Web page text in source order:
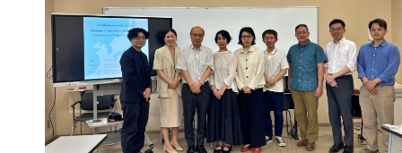
1979년 미중 수교에 이어 1980년대 말에는 소련 동구권의
붕괴로 냉전체제가 급속히 와해되었다고 설명했다. 그는 이
시기 자유주의 확산과 세계화가 맞물리면서 중국이 서방의
'화평연변(和平演變)'을 경계하는 한편, 1989년 천안문 사태로
인한 국제사회의 대중 제재 국면 속에서도 한중 양국은
실질적인 관계 개선을 모색해 왔다고 밝혔다.이어 중국이